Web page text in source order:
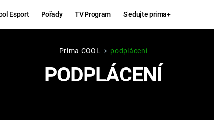
Esport Pořady TV Program Sledujte prima+
Hry
Prima COOL podplácení
PODPLÁCENÍ